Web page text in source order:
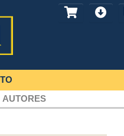
AUTORES